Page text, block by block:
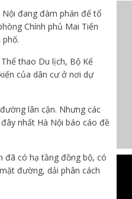
đang đàm phán để tổ
Chính phủ Mai Tiến
thao Du lịch, Bộ Kế
của dân cư ở nơi dự
lân cận. Nhưng các
nhất Hà Nội báo cáo đề
đã có hạ tầng đồng bộ, có
đường, dải phân cách